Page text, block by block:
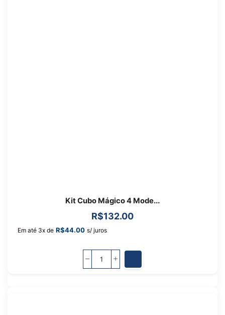
Kit Cubo Mágico 4 Mode...
R$132.00
Em até 3x de R$44.00 s/ juros